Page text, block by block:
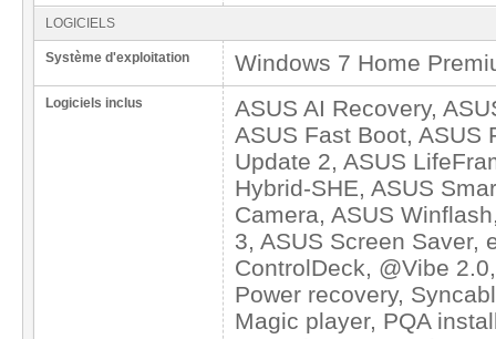
LOGICIELS
Système d'exploitation Windows 7 Home
Logiciels inclus
ASUS AI Recovery,
ASUS Fast Boot, ASUS
Update 2, ASUS
Hybrid-SHE, ASUS
Camera, ASUS
3, ASUS Screen Saver,
ControlDeck, @Vibe
Power recovery,
Magic player, PQA